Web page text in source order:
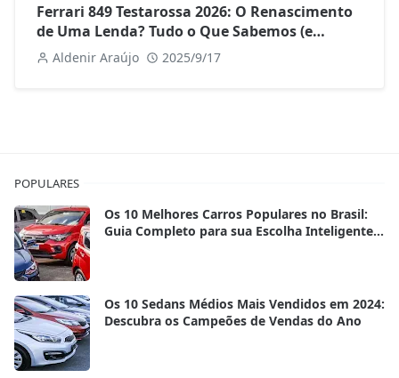
Ferrari 849 Testarossa 2026: O Renascimento
de Uma Lenda? Tudo o Que Sabemos (e
Especulamos)
Aldenir Araújo 2025/9/17
POPULARES
Os 10 Melhores Carros Populares no Brasil:
Guia Completo para sua Escolha Inteligente
Os 10 Sedans Médios Mais Vendidos em 2024:
Descubra os Campeões de Vendas do Ano